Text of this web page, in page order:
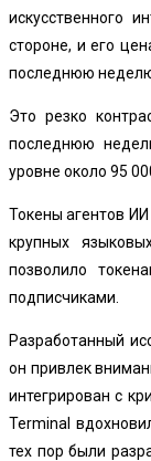
искусственного
стороне, и его
последнюю
Это резко
последнюю
уровне около 95
Токены агентов
крупных
позволило
подписчиками.
Разработанный
он привлек
интегрирован с
Terminal
тех пор были